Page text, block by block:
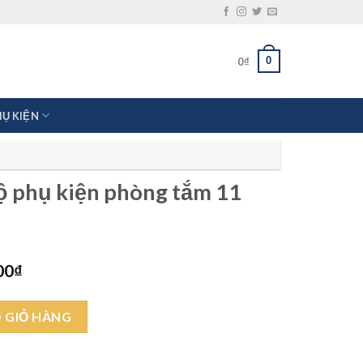
0₫ 0
KIỆN
phụ kiện phòng tắm 11
₫
tại
là:
16.000.000₫.
tắm 11 món số lượng
GIỎ HÀNG